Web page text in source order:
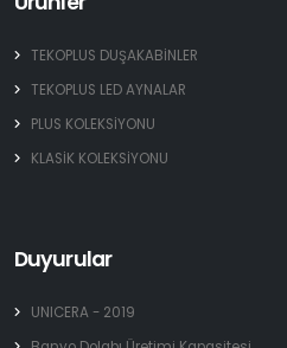
TEKOPLUS DUŞAKABİNLER
TEKOPLUS LED AYNALAR
PLUS KOLEKSİYONU
KLASİK KOLEKSİYONU
Duyurular
UNICERA - 2019